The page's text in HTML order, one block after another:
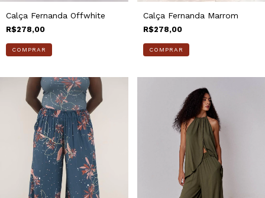
Calça Fernanda Offwhite
R$278,00
COMPRAR
Calça Fernanda Marrom
R$278,00
COMPRAR